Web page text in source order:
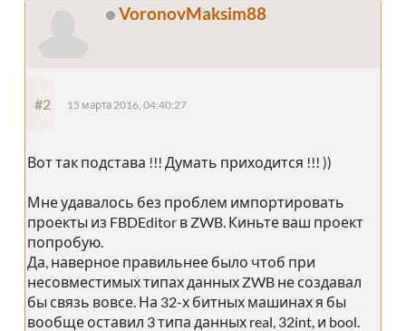
VoronovMaksim88
#2 15 марта 2016, 04:40:27
Вот так подстава !!! Думать приходится !!! ))
Мне удавалось без проблем импортировать
проекты из FBDEditor в ZWB. Киньте ваш проект
попробую.
Да, наверное правильнее было чтоб при
несовместимых типах данных ZWB не создавал
бы связь вовсе. На 32-х битных машинах я бы
вообще оставил 3 типа данных real, 32int, и bool.